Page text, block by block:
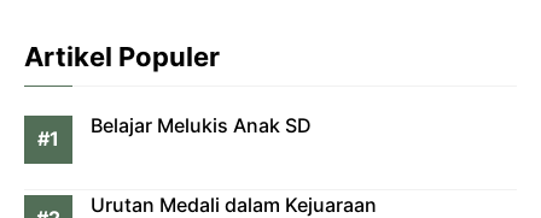
Artikel Populer
Belajar Melukis Anak SD
Urutan Medali dalam Kejuaraan